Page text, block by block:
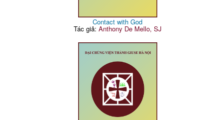
Contact with God
Tác giả: Anthony De Mello, SJ